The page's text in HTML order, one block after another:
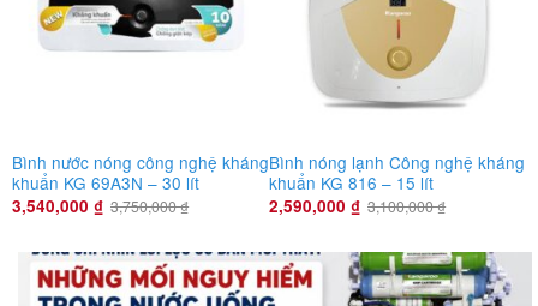
Bình nước nóng công nghệ kháng
khuẩn KG 69A3N – 30 lít
3,540,000 ₫ 3,750,000₫
Bình nóng lạnh Công nghệ kháng
khuẩn KG 816 – 15 lít
2,590,000 ₫ 3,100,000₫
tức – Bài viết